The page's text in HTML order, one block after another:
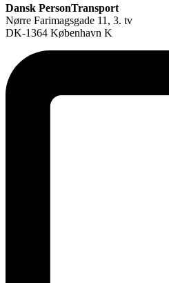
Dansk PersonTransport
Nørre Farimagsgade 11, 3. tv
DK-1364 København K